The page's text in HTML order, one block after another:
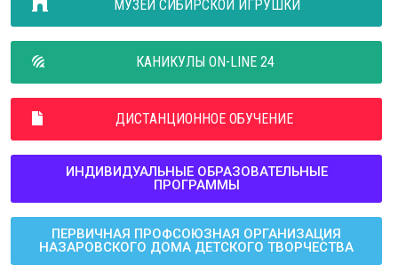
МУЗЕЙ СИБИРСКОЙ ИГРУШКИ
КАНИКУЛЫ ON-LINE 24
ДИСТАНЦИОННОЕ ОБУЧЕНИЕ
ИНДИВИДУАЛЬНЫЕ ОБРАЗОВАТЕЛЬНЫЕ
ПРОГРАММЫ
ПЕРВИЧНАЯ ПРОФСОЮЗНАЯ ОРГАНИЗАЦИЯ
НАЗАРОВСКОГО ДОМА ДЕТСКОГО ТВОРЧЕСТВА